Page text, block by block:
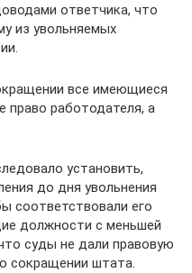
ответчика, что
из увольняемых
все имеющиеся
право работодателя, а
установить,
до дня увольнения
соответствовали его
должности с меньшей
суды не дали правовую
сокращении штата.